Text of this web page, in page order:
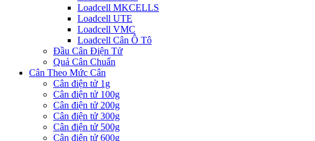
Loadcell MKCELLS
Loadcell UTE
Loadcell VMC
Loadcell Cân Ô Tô
Đầu Cân Điện Tử
Quả Cân Chuẩn
Cân Theo Mức Cân
Cân điện tử 1g
Cân điện tử 100g
Cân điện tử 200g
Cân điện tử 300g
Cân điện tử 500g
Cân điện tử 600g